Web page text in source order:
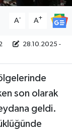
A- A+
28.10.2025 -
son olarak
geldi.